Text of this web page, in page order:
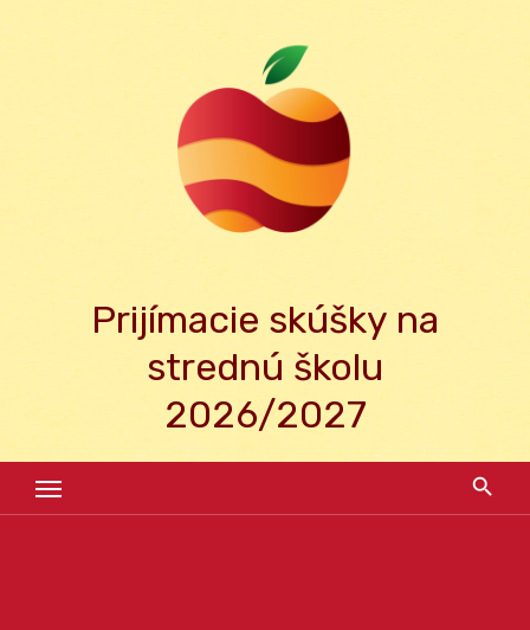
Prijímacie skúšky na
strednú školu
2026/2027